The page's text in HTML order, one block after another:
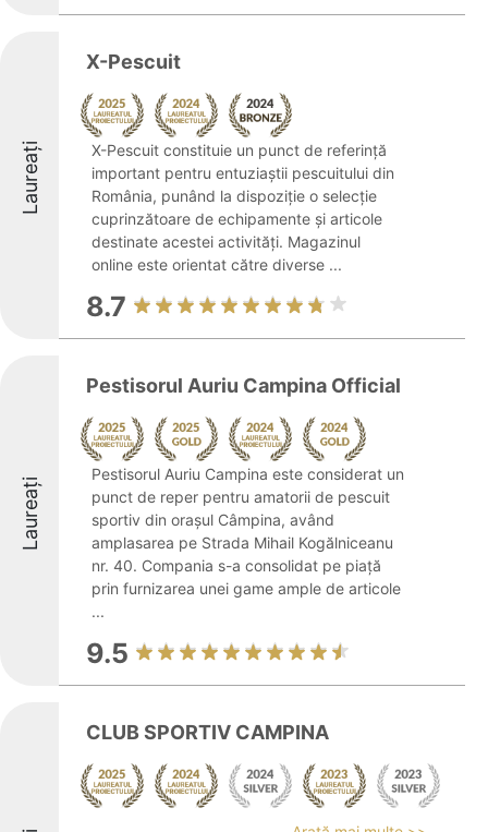
Laureați
X-Pescuit
X-Pescuit constituie un punct de referință
important pentru entuziaștii pescuitului din
România, punând la dispoziție o selecție
cuprinzătoare de echipamente și articole
destinate acestei activități. Magazinul
online este orientat către diverse ...
8.7
Laureați
Pestisorul Auriu Campina Official
Pestisorul Auriu Campina este considerat un
punct de reper pentru amatorii de pescuit
sportiv din orașul Câmpina, având
amplasarea pe Strada Mihail Kogălniceanu
nr. 40. Compania s-a consolidat pe piață
prin furnizarea unei game ample de articole
...
9.5
CLUB SPORTIV CAMPINA